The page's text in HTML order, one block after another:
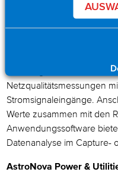
Analysefunktionen
Anzeigen erstellen.
Messungen, und die
Netzqualitätsmessungen
Stromsignaleingänge.
Werte zusammen mit den
Anwendungssoftware
Datenanalyse im Capture-
AstroNova Power &